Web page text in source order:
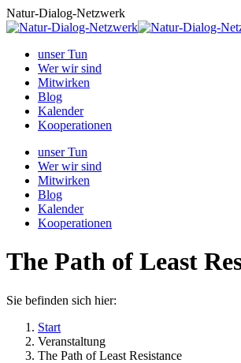
Zum
Inhalt
Natur-Dialog-Netzwerk
unser Tun
Wer wir sind
Mitwirken
Blog
Kalender
Kooperationen
unser Tun
Wer wir sind
Mitwirken
Blog
Kalender
Kooperationen
The Path of Least
Sie befinden sich hier:
Start
Veranstaltung
The Path of Least Resistance